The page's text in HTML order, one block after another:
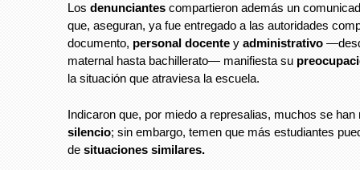
Los denunciantes compartieron además un
que, aseguran, ya fue entregado a las autoridades
documento, personal docente y administrativo
maternal hasta bachillerato— manifiesta su
la situación que atraviesa la escuela.
Indicaron que, por miedo a represalias, muchos se han
silencio; sin embargo, temen que más estudiantes
de situaciones similares.